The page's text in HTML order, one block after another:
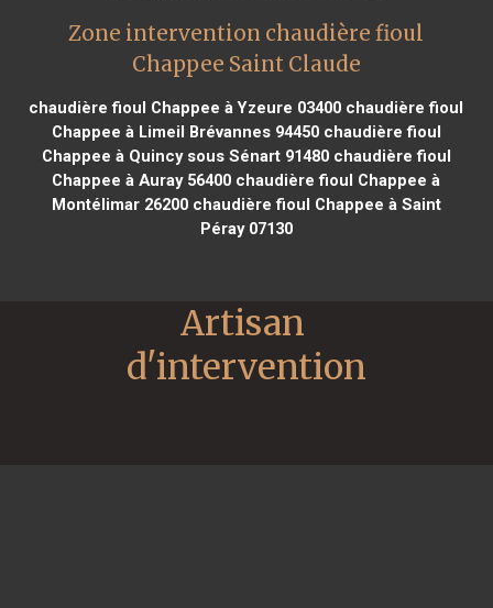
Zone intervention chaudière fioul
Chappee Saint Claude
chaudière fioul Chappee à Yzeure 03400 chaudière fioul
Chappee à Limeil Brévannes 94450chaudière fioul
Chappee à Quincy sous Sénart 91480chaudière fioul
Chappee à Auray 56400 chaudière fioul Chappee à
Montélimar 26200chaudière fioul Chappee à Saint
Péray 07130
Artisan
d'intervention